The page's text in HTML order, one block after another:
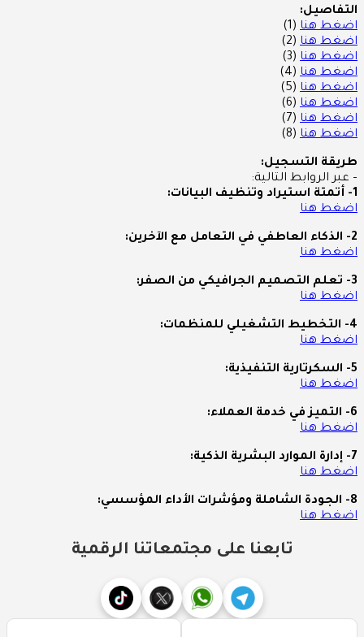
التفاصيل:
اضغط هنا (1)
اضغط هنا (2)
اضغط هنا (3)
اضغط هنا (4)
اضغط هنا (5)
اضغط هنا (6)
اضغط هنا (7)
اضغط هنا (8)
طريقة التسجيل:
– عبر الروابط التالية:
1- أتمتة استيراد وتنظيف البيانات:
اضغط هنا
2- الذكاء العاطفي في التعامل مع الآخرين:
اضغط هنا
3- تعلم التصميم الجرافيكي من الصفر:
اضغط هنا
4- التخطيط التشغيلي للمنظمات:
اضغط هنا
5- السكرتارية التنفيذية:
اضغط هنا
6- التميز في خدمة العملاء:
اضغط هنا
7- إدارة الموارد البشرية الذكية:
اضغط هنا
8- الجودة الشاملة ومؤشرات الأداء المؤسسي:
اضغط هنا
تابعنا على مجتمعاتنا الرقمية